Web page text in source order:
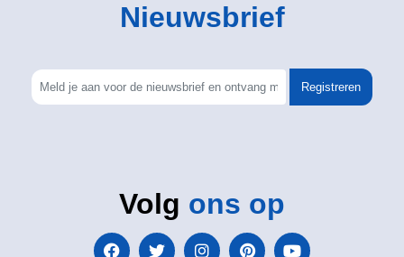
Nieuwsbrief
Registreren
Volg ons op